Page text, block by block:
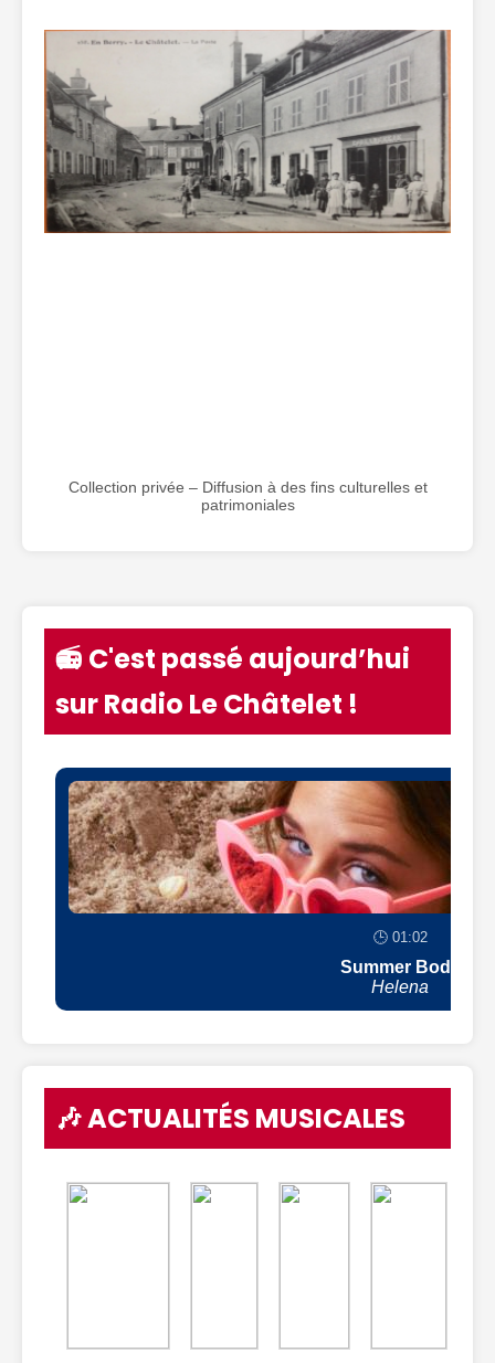
Collection privée – Diffusion à des fins culturelles et
patrimoniales
📻 C'est passé aujourd’hui
sur Radio Le Châtelet !
🕒 01:02
Summer Body
Helena
🎶 ACTUALITÉS MUSICALES